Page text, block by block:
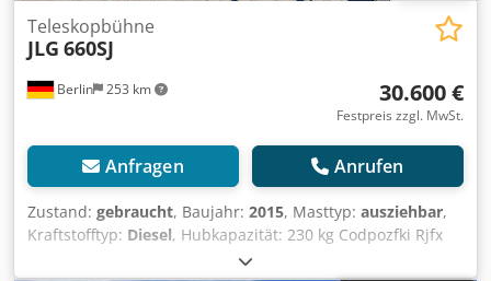
Berlin 253 km
Teleskopbühne
JLG 660SJ
30.600 €
Festpreis zzgl. MwSt.
Anfragen Anrufen
Zustand: gebraucht, Baujahr: 2015, Masttyp: ausziehbar,
Kraftstofftyp: Diesel, Hubkapazität: 230 kg Codpozfki Rjfx
Aa Eoha Wenden Sie sich an Gebrauchtgeräte Center, um